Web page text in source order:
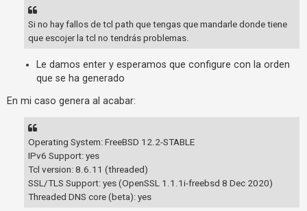
t
i
Si no hay fallos de tcl path que tengas que mandarle donde tiene
que escojer la tcl no tendrás problemas.
Le damos enter y esperamos que configure con la orden
que se ha generado
En mi caso genera al acabar:
Operating System: FreeBSD 12.2-STABLE
IPv6 Support: yes
Tcl version: 8.6.11 (threaded)
SSL/TLS Support: yes (OpenSSL 1.1.1i-freebsd 8 Dec 2020)
Threaded DNS core (beta): yes